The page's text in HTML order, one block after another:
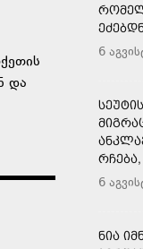
და
6
6
ᲜᲘᲐ